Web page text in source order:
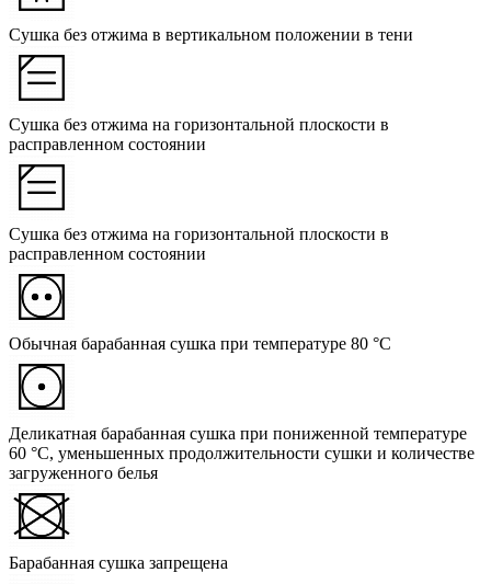
Сушка без отжима в вертикальном положении в тени
Сушка без отжима на горизонтальной плоскости в
расправленном состоянии
Сушка без отжима на горизонтальной плоскости в
расправленном состоянии
Обычная барабанная сушка при температуре 80 °C
Деликатная барабанная сушка при пониженной температуре
60 °C, уменьшенных продолжительности сушки и количестве
загруженного белья
Барабанная сушка запрещена